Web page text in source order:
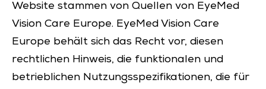
Website stammen von Quellen von EyeMed
Vision Care Europe. EyeMed Vision Care
Europe behält sich das Recht vor, diesen
rechtlichen Hinweis, die funktionalen und
betrieblichen Nutzungsspezifikationen, die für